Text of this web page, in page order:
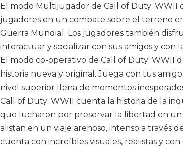
El modo Multijugador de Call of Duty: WWII
jugadores en un combate sobre el terreno
Guerra Mundial. Los jugadores también
interactuar y socializar con sus amigos y con
El modo co-operativo de Call of Duty: WWII
historia nueva y original. Juega con tus
nivel superior llena de momentos
Call of Duty: WWII cuenta la historia de la
que lucharon por preservar la libertad en
alistan en un viaje arenoso, intenso a través
cuenta con increíbles visuales, realistas y